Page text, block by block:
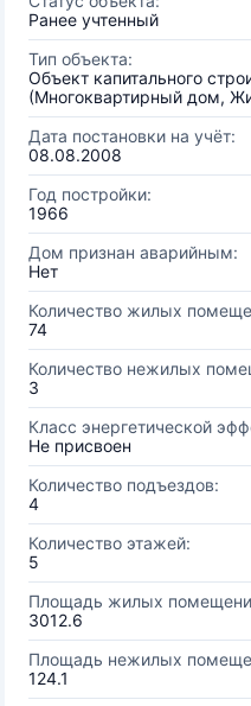
Ранее учтенный
Тип объекта:
Объект капитального
(Многоквартирный дом,
Дата постановки на учёт:
08.08.2008
Год постройки:
1966
Дом признан аварийным:
Нет
Количество жилых
74
Количество нежилых
3
Класс энергетической
Не присвоен
Количество подъездов:
4
Количество этажей:
5
Площадь жилых
3012.6
Площадь нежилых
124.1